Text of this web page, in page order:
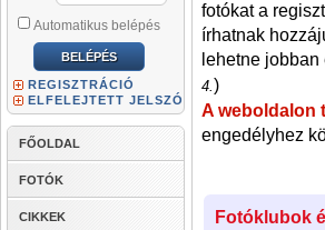
Automatikus belépés
REGISZTRÁCIÓ
ELFELEJTETT JELSZÓ
FŐOLDAL
FOTÓK
CIKKEK
fotókat a
írhatnak
lehetne
4.)
A weboldalon
engedélyhez
Fotóklubok